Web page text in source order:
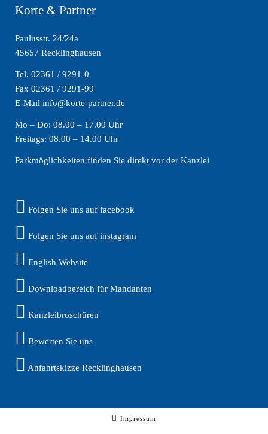
Korte & Partner
Paulusstr. 24/24a
45657 Recklinghausen
Tel. 02361 / 9291-0
Fax 02361 / 9291-99
E-Mail info@korte-partner.de
Mo – Do: 08.00 – 17.00 Uhr
Freitags: 08.00 – 14.00 Uhr
Parkmöglichkeiten finden Sie direkt vor der Kanzlei
Folgen Sie uns auf facebook
Folgen Sie uns auf instagram
English Website
Downloadbereich für Mandanten
Kanzleibroschüren
Bewerten Sie uns
Anfahrtskizze Recklinghausen
Impressum